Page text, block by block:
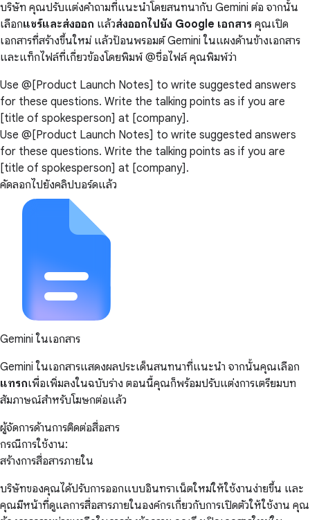
บริษัท คุณปรับแต่งคำถามที่แนะนำโดยสนทนากับ Gemini ต่อ จากนั้น
เลือกแชร์และส่งออก แล้วส่งออกไปยัง Google เอกสาร คุณเปิด
เอกสารที่สร้างขึ้นใหม่ แล้วป้อนพรอมต์ Gemini ในแผงด้านข้างเอกสาร
และแท็กไฟล์ที่เกี่ยวข้องโดยพิมพ์ @ชื่อไฟล์ คุณพิมพ์ว่า
Use @[Product Launch Notes] to write suggested answers
for these questions. Write the talking points as if you are
[title of spokesperson] at [company].
Use @[Product Launch Notes] to write suggested answers
for these questions. Write the talking points as if you are
[title of spokesperson] at [company].
คัดลอกไปยังคลิปบอร์ดแล้ว
Gemini ในเอกสาร
Gemini ในเอกสารแสดงผลประเด็นสนทนาที่แนะนำ จากนั้นคุณเลือก
แทรกเพื่อเพิ่มลงในฉบับร่าง ตอนนี้คุณก็พร้อมปรับแต่งการเตรียมบท
สัมภาษณ์สำหรับโฆษกต่อแล้ว
ผู้จัดการด้านการติดต่อสื่อสาร
กรณีการใช้งาน:
สร้างการสื่อสารภายใน
บริษัทของคุณได้ปรับการออกแบบอินทราเน็ตใหม่ให้ใช้งานง่ายขึ้น และ
คุณมีหน้าที่ดูแลการสื่อสารภายในองค์กรเกี่ยวกับการเปิดตัวให้ใช้งาน คุณ